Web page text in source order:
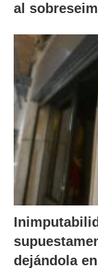
al
dejándola